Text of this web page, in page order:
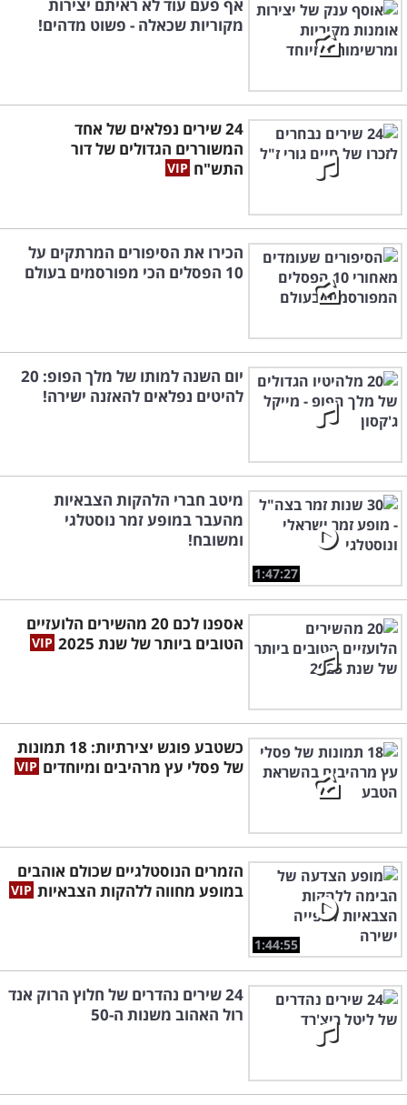
אף פעם עוד לא ראיתם יצירות
מקוריות שכאלה - פשוט מדהים!
24 שירים נפלאים של אחד
המשוררים הגדולים של דור
התש"ח
הכירו את הסיפורים המרתקים על
10 הפסלים הכי מפורסמים בעולם
יום השנה למותו של מלך הפופ: 20
להיטים נפלאים להאזנה ישירה!
1:47:27
מיטב חברי הלהקות הצבאיות
מהעבר במופע זמר נוסטלגי
ומשובח!
אספנו לכם 20 מהשירים הלועזיים
הטובים ביותר של שנת 2025
כשטבע פוגש יצירתיות: 18 תמונות
של פסלי עץ מרהיבים ומיוחדים
1:44:55
הזמרים הנוסטלגיים שכולם אוהבים
במופע מחווה ללהקות הצבאיות
24 שירים נהדרים של חלוץ הרוק אנד
רול האהוב משנות ה-50